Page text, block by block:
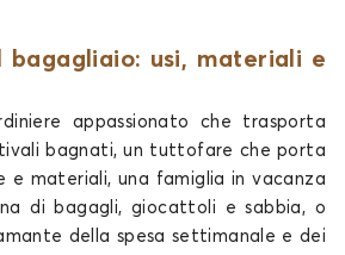
bagagliaio: usi, materiali e
appassionato che trasporta
bagnati, un tuttofare che porta
e materiali, una famiglia in vacanza
di bagagli, giocattoli e sabbia, o
della spesa settimanale e dei